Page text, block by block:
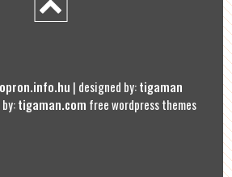
| designed by:tigaman
tigaman.com free wordpress themes